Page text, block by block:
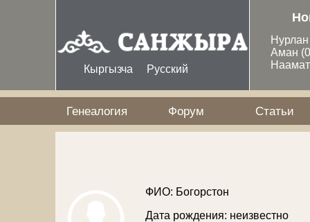
Кыргызча Русский
Аман
Генеалогия Форум Статьи
ФИО: Богорстон
Дата рождения: неизвестно